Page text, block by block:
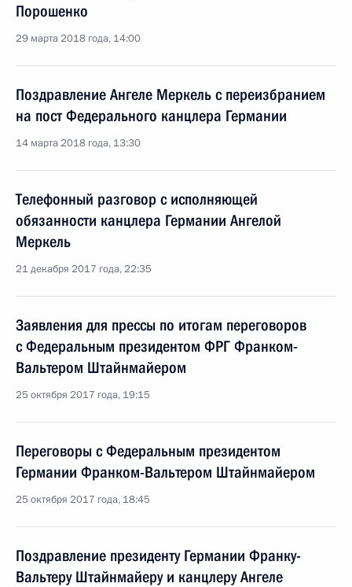
Порошенко
29 марта 2018 года, 14:00
Поздравление Ангеле Меркель с переизбранием
на пост Федерального канцлера Германии
14 марта 2018 года, 13:30
Телефонный разговор с исполняющей
обязанности канцлера Германии Ангелой
Меркель
21 декабря 2017 года, 22:35
Заявления для прессы по итогам переговоров
с Федеральным президентом ФРГ Франком-
Вальтером Штайнмайером
25 октября 2017 года, 19:15
Переговоры с Федеральным президентом
Германии Франком-Вальтером Штайнмайером
25 октября 2017 года, 18:45
Поздравление президенту Германии Франку-
Вальтеру Штайнмайеру и канцлеру Ангеле